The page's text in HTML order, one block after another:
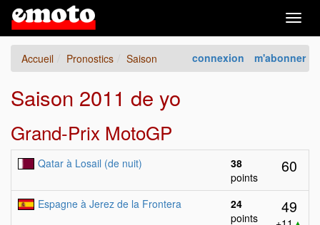
connexion m'abonner
Accueil Pronostics Saison
Saison 2011 de yo
Grand-Prix MotoGP
Qatar à Losail (de nuit)
38
points
60
Espagne à Jerez de la Frontera
24
points
49